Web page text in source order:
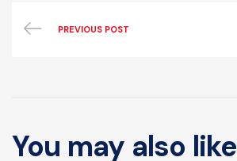
PREVIOUS POST
You may also like